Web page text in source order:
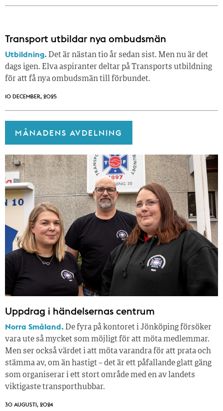
Transport utbildar nya ombudsmän
Utbildning. Det är nästan tio år sedan sist. Men nu är det
dags igen. Elva aspiranter deltar på Transports utbildning
för att få nya ombudsmän till förbundet.
10 DECEMBER, 2025
MÅNADENS AVDELNING
Uppdrag i händelsernas centrum
Norra Småland. De fyra på kontoret i Jönköping försöker
vara ute så mycket som möjligt för att möta medlemmar.
Men ser också värdet i att möta varandra för att prata och
stämma av, om än hastigt – det är ett påfallande glatt gäng
som organiserar i ett stort område med en av landets
viktigaste transporthubbar.
30 AUGUSTI, 2024